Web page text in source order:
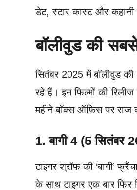
डेट, स्टार कास्ट और कहानी
बॉलीवुड की
सितंबर 2025 में बॉलीवुड
रहे हैं। इन फिल्मों की
महीने बॉक्स ऑफिस पर राज
1. बागी 4 (5 सितंबर
टाइगर श्रॉफ की ‘बागी’
के साथ टाइगर एक बार फिर